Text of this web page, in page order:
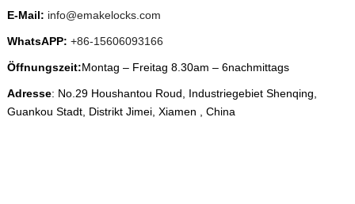
E-Mail: info@emakelocks.com
WhatsAPP: +86-15606093166
Öffnungszeit:Montag – Freitag 8.30am – 6nachmittags
Adresse: No.29 Houshantou Roud, Industriegebiet Shenqing,
Guankou Stadt, Distrikt Jimei, Xiamen , China